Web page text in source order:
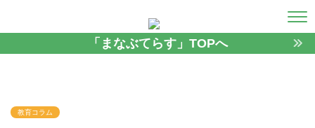
「まなぶてらす」TOPへ
教育コラム